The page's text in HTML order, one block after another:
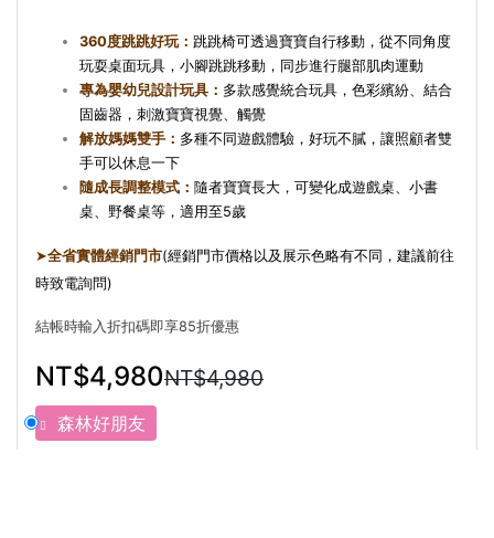
360度跳跳好玩： 跳跳椅可透過寶寶自行移動，從不同角度
玩耍桌面玩具，小腳跳跳移動，同步進行腿部肌肉運動
專為嬰幼兒設計玩具： 多款感覺統合玩具，色彩繽紛、結合
固齒器，刺激寶寶視覺、觸覺
解放媽媽雙手： 多種不同遊戲體驗，好玩不膩，讓照顧者雙
手可以休息一下
隨成長調整模式： 隨者寶寶長大，可變化成遊戲桌、小書
桌、野餐桌等，適用至5歲
➤全省實體經銷門市(經銷門市價格以及展示色略有不同，建議前往
時致電詢問)
結帳時輸入折扣碼即享85折優惠
NT$4,980NT$4,980
森林好朋友